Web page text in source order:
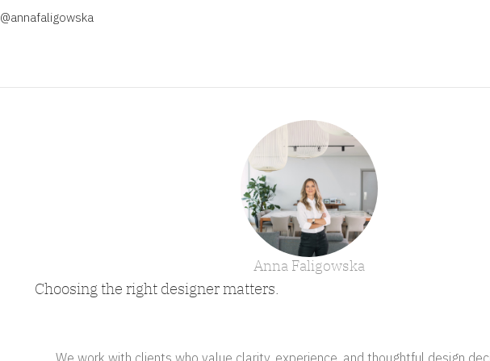
@annafaligowska
Anna Faligowska
Choosing the right designer matters.
We work with clients who value clarity, experience, and thoughtful design